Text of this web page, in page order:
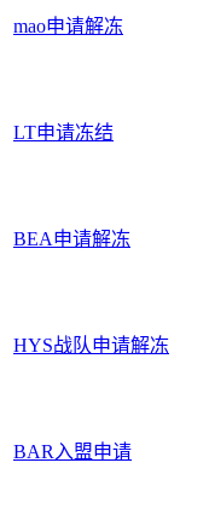
mao申请解冻
LT申请冻结
BEA申请解冻
HYS战队申请解冻
BAR入盟申请